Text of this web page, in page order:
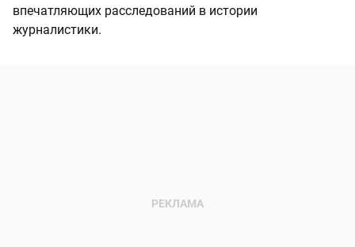
впечатляющих расследований в истории
журналистики.